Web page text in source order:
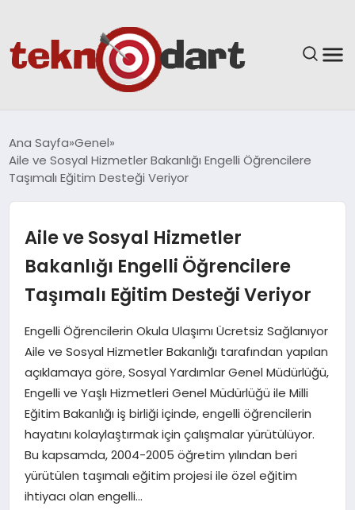
YAŞAM
GÜNDEM
SPOR
EKONOMI
MAGAZIN
OTOMOBIL
TEKNOLOJI
Ana Sayfa Genel
Aile ve Sosyal Hizmetler Bakanlığı Engelli Öğrencilere
Taşımalı Eğitim Desteği Veriyor
Aile ve Sosyal Hizmetler
Bakanlığı Engelli Öğrencilere
Taşımalı Eğitim Desteği Veriyor
Engelli Öğrencilerin Okula Ulaşımı Ücretsiz Sağlanıyor
Aile ve Sosyal Hizmetler Bakanlığı tarafından yapılan
açıklamaya göre, Sosyal Yardımlar Genel Müdürlüğü,
Engelli ve Yaşlı Hizmetleri Genel Müdürlüğü ile Milli
Eğitim Bakanlığı iş birliği içinde, engelli öğrencilerin
hayatını kolaylaştırmak için çalışmalar yürütülüyor.
Bu kapsamda, 2004-2005 öğretim yılından beri
yürütülen taşımalı eğitim projesi ile özel eğitim
ihtiyacı olan engelli…